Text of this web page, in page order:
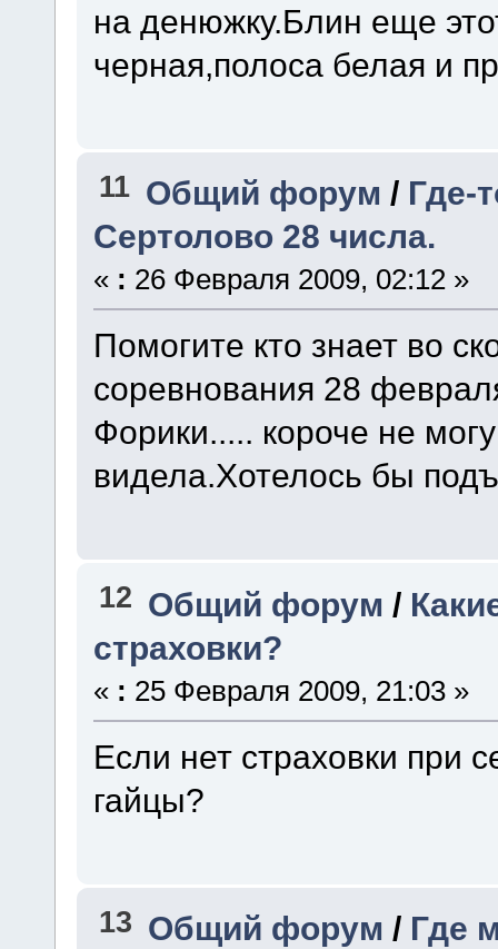
на денюжку.Блин еще
черная,полоса белая и
11 Общий форум / Где-
Сертолово 28 числа.
« : 26 Февраля 2009, 02:12 »
Помогите кто знает во
соревнования 28
Форики..... короче не
видела.Хотелось бы
12 Общий форум /
страховки?
« : 25 Февраля 2009, 21:03 »
Если нет страховки при
гайцы?
13 Общий форум / Где